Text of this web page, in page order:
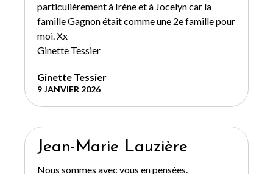
particulièrement à Irène et à Jocelyn car la
famille Gagnon était comme une 2e famille pour
moi. Xx
Ginette Tessier
Ginette Tessier
9 JANVIER 2026
Jean-Marie Lauzière
Nous sommes avec vous en pensées.